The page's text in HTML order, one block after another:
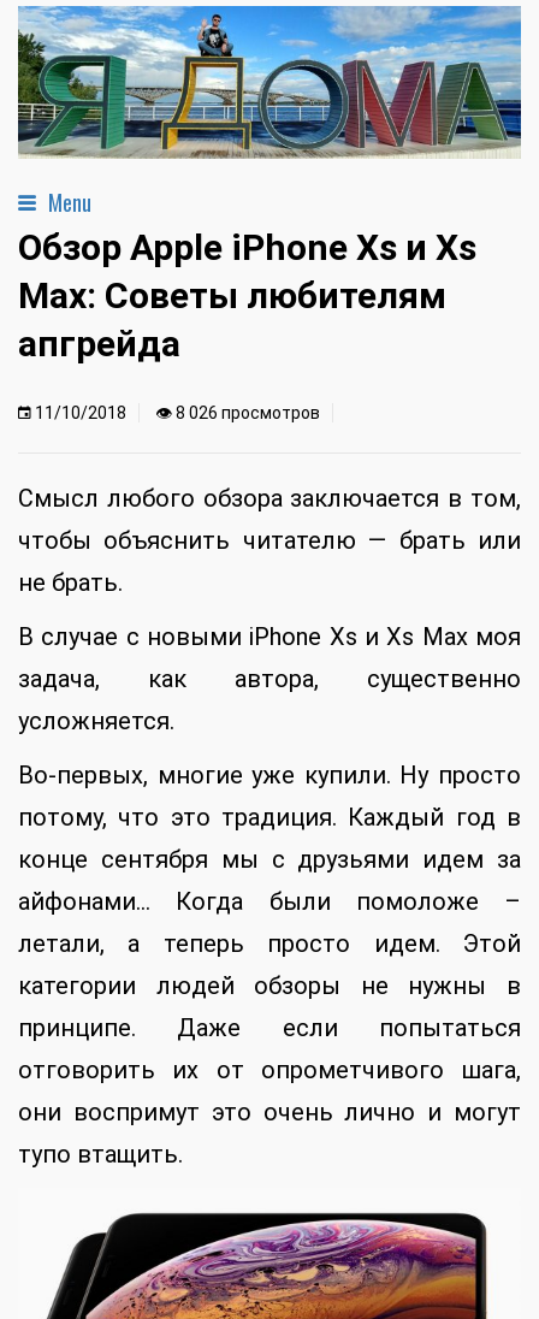
Menu
Обзор Apple iPhone Xs и Xs
Max: Советы любителям
апгрейда
11/10/2018 👁 8 026 просмотров
Смысл любого обзора заключается в том,
чтобы объяснить читателю — брать или
не брать.
В случае с новыми iPhone Xs и Xs Max моя
задача, как автора, существенно
усложняется.
Во-первых, многие уже купили. Ну просто
потому, что это традиция. Каждый год в
конце сентября мы с друзьями идем за
айфонами… Когда были помоложе –
летали, а теперь просто идем. Этой
категории людей обзоры не нужны в
принципе. Даже если попытаться
отговорить их от опрометчивого шага,
они воспримут это очень лично и могут
тупо втащить.